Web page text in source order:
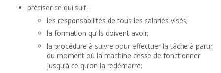
préciser ce qui suit :
les responsabilités de tous les salariés visés;
la formation qu’ils doivent avoir;
la procédure à suivre pour effectuer la tâche à partir
du moment où la machine cesse de fonctionner
jusqu’à ce qu’on la redémarre;